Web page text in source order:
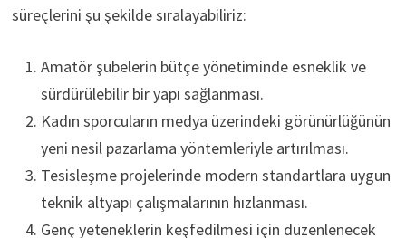
süreçlerini şu şekilde sıralayabiliriz:
Amatör şubelerin bütçe yönetiminde esneklik ve
sürdürülebilir bir yapı sağlanması.
Kadın sporcuların medya üzerindeki görünürlüğünün
yeni nesil pazarlama yöntemleriyle artırılması.
Tesisleşme projelerinde modern standartlara uygun
teknik altyapı çalışmalarının hızlanması.
Genç yeteneklerin keşfedilmesi için düzenlenecek